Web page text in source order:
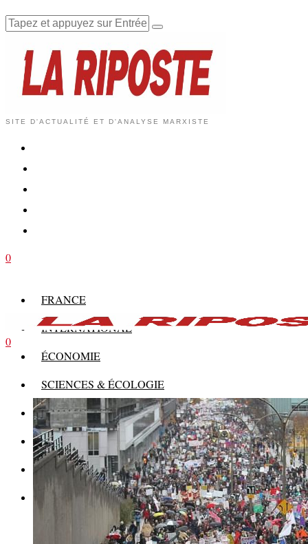
SITE D'ACTUALITÉ ET D'ANALYSE MARXISTE
0
FRANCE
INTERNATIONAL
ÉCONOMIE
SCIENCES & ÉCOLOGIE
HISTOIRE
THÉORIE
CULTURE
MULTIMÉDIAS
0